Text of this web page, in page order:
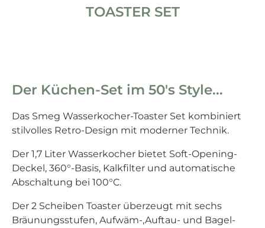
TOASTER SET
Der Küchen-Set im 50's Style...
Das Smeg Wasserkocher-Toaster Set kombiniert
stilvolles Retro-Design mit moderner Technik.
Der 1,7 Liter Wasserkocher bietet Soft-Opening-
Deckel, 360°-Basis, Kalkfilter und automatische
Abschaltung bei 100°C.
Der 2 Scheiben Toaster überzeugt mit sechs
Bräunungsstufen, Aufwäm-,Auftau- und Bagel-